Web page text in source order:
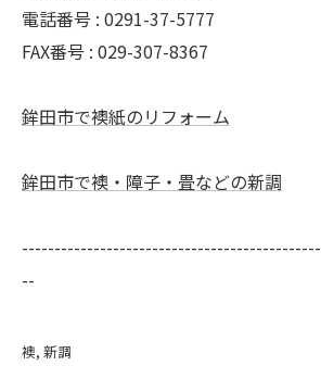
電話番号 : 0291-37-5777
FAX番号 : 029-307-8367
鉾田市で襖紙のリフォーム
鉾田市で襖・障子・畳などの新調
--
襖 新調